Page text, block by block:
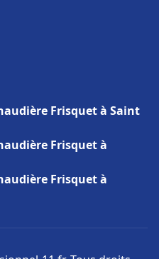
Frisquet à Saint
Frisquet à
Frisquet à